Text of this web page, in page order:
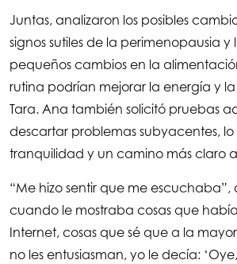
Juntas, analizaron los posibles
signos sutiles de la perimenopausia y
pequeños cambios en la
rutina podrían mejorar la energía y
Tara. Ana también solicitó pruebas
descartar problemas subyacentes, lo
tranquilidad y un camino más claro
“Me hizo sentir que me escuchaba”,
cuando le mostraba cosas que
Internet, cosas que sé que a la
no les entusiasman, yo le decía: